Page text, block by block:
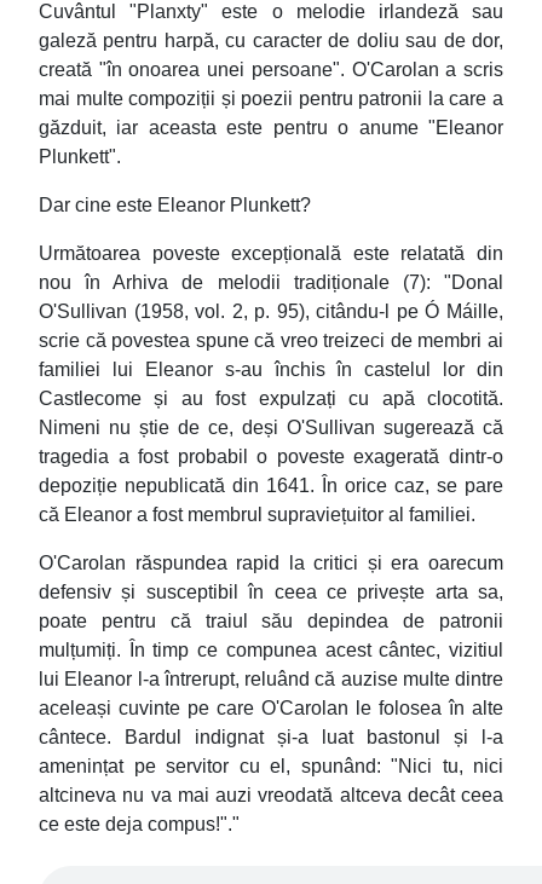
Cuvântul "Planxty" este o melodie irlandeză sau
galeză pentru harpă, cu caracter de doliu sau de dor,
creată "în onoarea unei persoane". O'Carolan a scris
mai multe compoziții și poezii pentru patronii la care a
găzduit, iar aceasta este pentru o anume "Eleanor
Plunkett".
Dar cine este Eleanor Plunkett?
Următoarea poveste excepțională este relatată din
nou în Arhiva de melodii tradiționale (7): "Donal
O'Sullivan (1958, vol. 2, p. 95), citându-l pe Ó Máille,
scrie că povestea spune că vreo treizeci de membri ai
familiei lui Eleanor s-au închis în castelul lor din
Castlecome și au fost expulzați cu apă clocotită.
Nimeni nu știe de ce, deși O'Sullivan sugerează că
tragedia a fost probabil o poveste exagerată dintr-o
depoziție nepublicată din 1641. În orice caz, se pare
că Eleanor a fost membrul supraviețuitor al familiei.
O'Carolan răspundea rapid la critici și era oarecum
defensiv și susceptibil în ceea ce privește arta sa,
poate pentru că traiul său depindea de patronii
mulțumiți. În timp ce compunea acest cântec, vizitiul
lui Eleanor l-a întrerupt, reluând că auzise multe dintre
aceleași cuvinte pe care O'Carolan le folosea în alte
cântece. Bardul indignat și-a luat bastonul și l-a
amenințat pe servitor cu el, spunând: "Nici tu, nici
altcineva nu va mai auzi vreodată altceva decât ceea
ce este deja compus!"."